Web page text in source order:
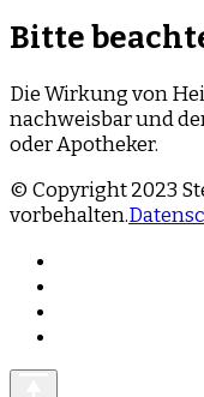
Bitte
Die Wirkung von
nachweisbar und
oder Apotheker.
© Copyright 2023
vorbehalten.